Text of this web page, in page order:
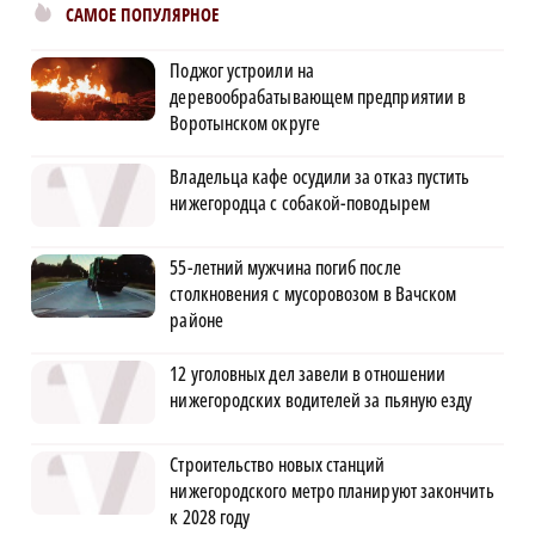
САМОЕ ПОПУЛЯРНОЕ
Поджог устроили на
деревообрабатывающем предприятии в
Воротынском округе
Владельца кафе осудили за отказ пустить
нижегородца с собакой-поводырем
55-летний мужчина погиб после
столкновения с мусоровозом в Вачском
районе
12 уголовных дел завели в отношении
нижегородских водителей за пьяную езду
Строительство новых станций
нижегородского метро планируют закончить
к 2028 году